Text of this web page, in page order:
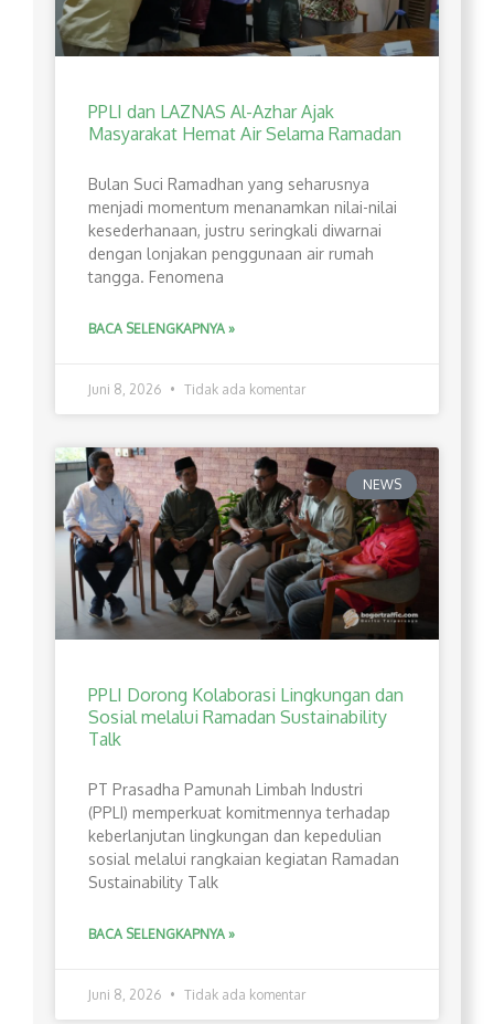
PPLI dan LAZNAS Al-Azhar Ajak
Masyarakat Hemat Air Selama Ramadan
Bulan Suci Ramadhan yang seharusnya
menjadi momentum menanamkan nilai-nilai
kesederhanaan, justru seringkali diwarnai
dengan lonjakan penggunaan air rumah
tangga. Fenomena
BACA SELENGKAPNYA »
Juni 8, 2026 Tidak ada komentar
NEWS
PPLI Dorong Kolaborasi Lingkungan dan
Sosial melalui Ramadan Sustainability
Talk
PT Prasadha Pamunah Limbah Industri
(PPLI) memperkuat komitmennya terhadap
keberlanjutan lingkungan dan kepedulian
sosial melalui rangkaian kegiatan Ramadan
Sustainability Talk
BACA SELENGKAPNYA »
Juni 8, 2026 Tidak ada komentar